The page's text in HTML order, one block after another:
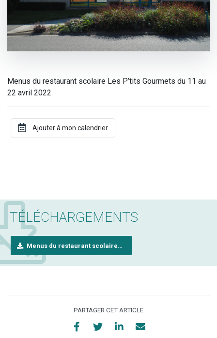
Menus du restaurant scolaire Les P’tits Gourmets du 11 au
22 avril 2022
TÉLÉCHARGEMENTS
Menus du restaurant scolaire Les P'tits Gourmets du 11 au 22 avril 2022
PARTAGER CET ARTICLE